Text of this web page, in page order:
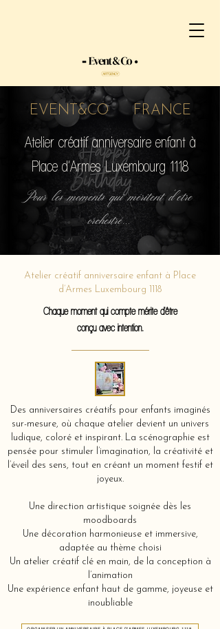
EVENT&CO FRANCE
Atelier créatif anniversaire enfant à
Place d’Armes Luxembourg 1118
Pour les moments qui méritent d'etre
orchestré...
Atelier créatif anniversaire enfant à Place
d’Armes Luxembourg 1118
Chaque moment qui compte mérite d'être
conçu avec intention.
Des anniversaires créatifs pour enfants imaginés
sur-mesure, où chaque atelier devient un univers
ludique, coloré et inspirant. La scénographie est
pensée pour stimuler l’imagination, la créativité et
l’éveil des sens, tout en créant un moment festif et
joyeux.
Une direction artistique soignée dès les
moodboards
Une décoration harmonieuse et immersive,
adaptée au thème choisi
Un atelier créatif clé en main, de la conception à
l’animation
Une expérience enfant haut de gamme, joyeuse et
inoubliable